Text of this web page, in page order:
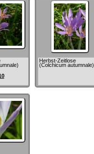
Herbst-Zeitlose
(Colchicum autumnale)